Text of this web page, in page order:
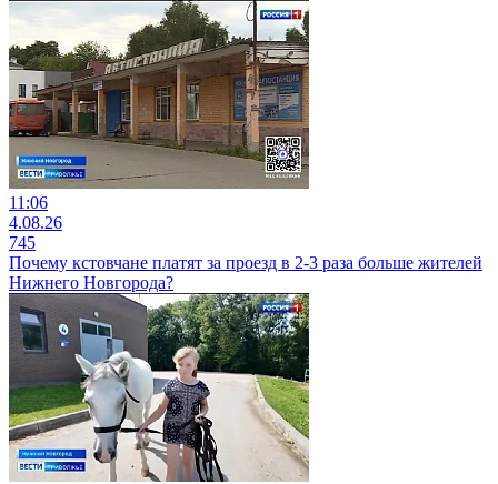
11:06
4.08.26
745
Почему кстовчане платят за проезд в 2-3 раза больше жителей
Нижнего Новгорода?